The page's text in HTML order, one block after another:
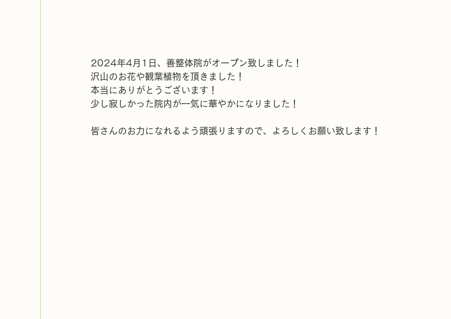
2024年4月1日、善整体院がオープン致しました！
沢山のお花や観葉植物を頂きました！
本当にありがとうございます！
少し寂しかった院内が一気に華やかになりました！
皆さんのお力になれるよう頑張りますので、よろしくお願い致します！